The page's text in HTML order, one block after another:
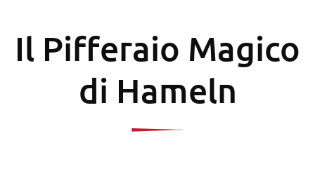
Il Pifferaio Magico
di Hameln